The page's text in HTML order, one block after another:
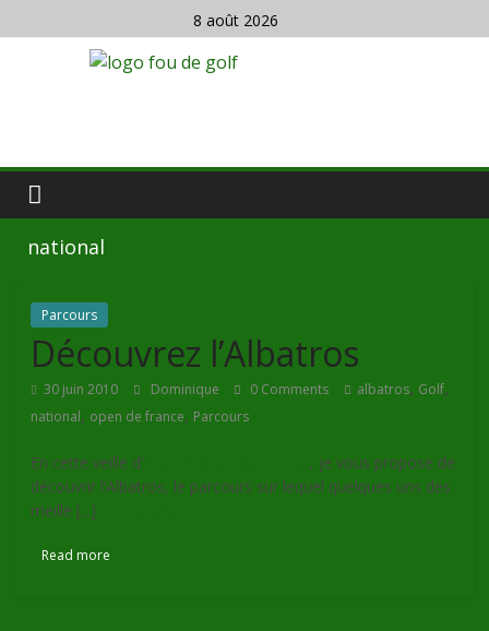
8 août 2026
national
Parcours
Découvrez l’Albatros
30 juin 2010 Dominique 0 Comments albatros, Golf,
national, open de france, Parcours
En cette veille d’
, je vous propose de
découvrir l’Albatros, le parcours sur lequel quelques uns des
meille [...]
Read more